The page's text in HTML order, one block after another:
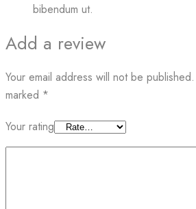
bibendum ut.
Add a review
Your email address will not be published.
marked *
Your rating